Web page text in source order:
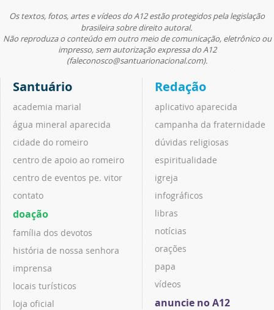
Os textos, fotos, artes e vídeos do A12 estão protegidos pela legislação
brasileira sobre direito autoral.
Não reproduza o conteúdo em outro meio de comunicação, eletrônico ou
impresso, sem autorização expressa do A12
(faleconosco@santuarionacional.com).
Santuário
academia marial
água mineral aparecida
cidade do romeiro
centro de apoio ao romeiro
centro de eventos pe. vitor
contato
doação
família dos devotos
história de nossa senhora
imprensa
locais turísticos
loja oficial
Redação
aplicativo aparecida
campanha da fraternidade
dúvidas religiosas
espiritualidade
igreja
infográficos
libras
notícias
orações
papa
vídeos
anuncie no A12